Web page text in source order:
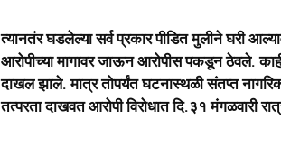
त्यानतंर घडलेल्या सर्व प्रकार पीडित मुलीने घरी
आरोपीच्या मागावर जाऊन आरोपीस पकडून ठेवले.
दाखल झाले. मात्र तोपर्यंत घटनास्थळी संतप्त
तत्परता दाखवत आरोपी विरोधात दि.३१ मंगळवारी